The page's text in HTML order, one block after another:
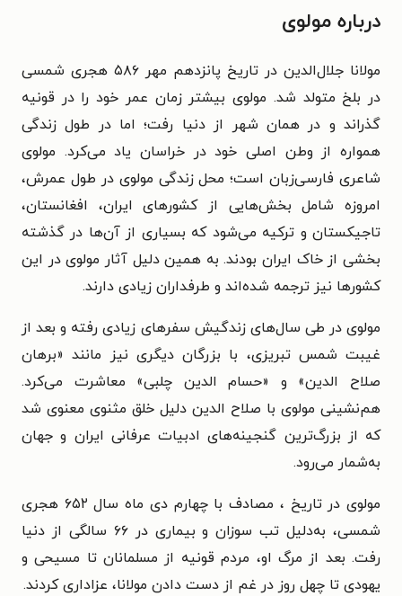
درباره مولوی
مولانا جلال‌الدین در تاریخ پانزدهم مهر ۵۸۶ هجری شمسی
در بلخ متولد شد. مولوی بیشتر زمان عمر خود را در قونیه
گذراند و در همان شهر از دنیا رفت؛ اما در طول زندگی
همواره از وطن اصلی خود در خراسان یاد می‌کرد. مولوی
شاعری فارسی‌‌زبان است؛ محل زندگی مولوی در طول عمرش،
امروزه شامل بخش‌هایی از کشورهای ایران، افغانستان،
تاجیکستان و ترکیه می‌شود که بسیاری از آن‌ها در گذشته
بخشی از خاک ایران بودند. به همین دلیل آثار مولوی در این
کشورها نیز ترجمه شده‌اند و طرفداران زیادی دارند.
مولوی در طی سال‌های زندگیش سفرهای زیادی رفته و بعد از
غیبت شمس تبریزی، با بزرگان دیگری نیز مانند «برهان
صلاح الدین» و «حسام الدین چلبی» معاشرت می‌کرد.
هم‌نشینی مولوی با صلاح الدین دلیل خلق مثنوی معنوی شد
که از بزرگ‌ترین گنجینه‌های ادبیات عرفانی ایران و جهان
به‌شمار می‌رود.
مولوی در تاریخ ، مصادف با چهارم دی ماه سال ۶۵۲ هجری
شمسی، به‌دلیل تب سوزان و بیماری در ۶۶ سالگی از دنیا
رفت. بعد از مرگ او، مردم قونیه از مسلمانان تا مسیحی و
یهودی تا چهل روز در غم از دست دادن مولانا، عزاداری کردند.